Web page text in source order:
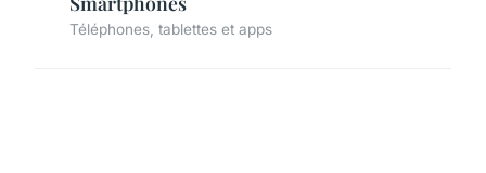
Téléphones, tablettes et apps